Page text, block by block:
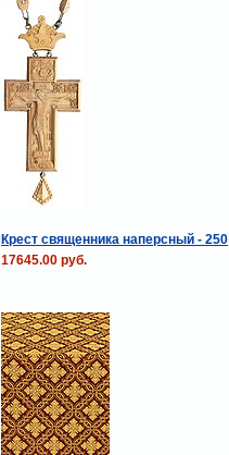
Крест священника наперсный - 250
17645.00 руб.